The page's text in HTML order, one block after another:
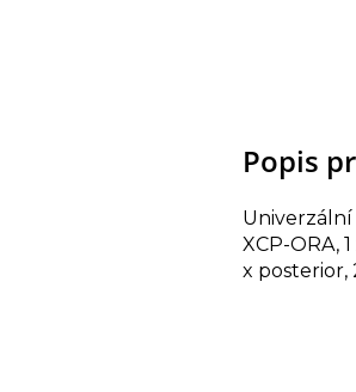
Popis
Univerzální
XCP-ORA,
x posterior,